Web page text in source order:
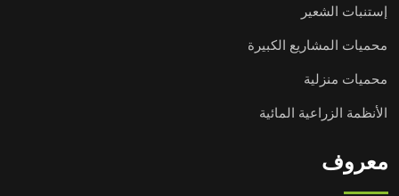
إستنبات الشعير
محميات المشاريع الكبيرة
محميات منزلية
الأنظمة الزراعية المائية
معروف